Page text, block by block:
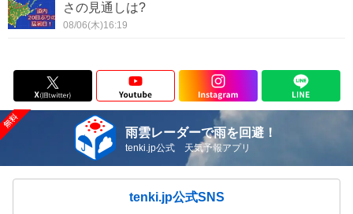
さの見通しは?
08/06(木)16:19
雨雲レーダーで雨を回避！
tenki.jp公式 天気予報アプリ
tenki.jp公式SNS